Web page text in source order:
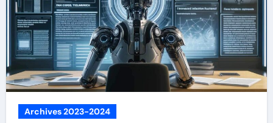
Archives 2023-2024